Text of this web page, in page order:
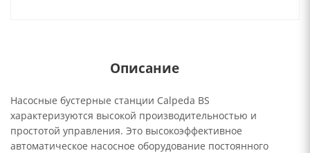
Описание
Насосные бустерные станции Calpeda BS
характеризуются высокой производительностью и
простотой управления. Это высокоэффективное
автоматическое насосное оборудование постоянного